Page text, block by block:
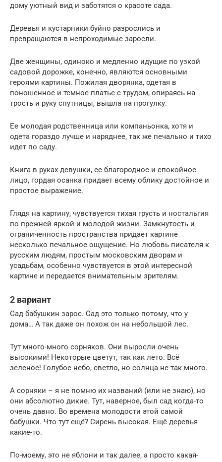
дому уютный вид и заботятся о красоте сада.
Деревья и кустарники буйно разрослись и
превращаются в непроходимые заросли.
Две женщины, одиноко и медленно идущие по узкой
садовой дорожке, конечно, являются основными
героями картины. Пожилая дворянка, одетая в
поношенное и темное платье с трудом, опираясь на
трость и руку спутницы, вышла на прогулку.
Ее молодая родственница или компаньонка, хотя и
одета гораздо лучше и наряднее, так же печально и тихо
идет по саду.
Книга в руках девушки, ее благородное и спокойное
лицо, гордая осанка придает всему облику достойное и
простое выражение.
Глядя на картину, чувствуется тихая грусть и ностальгия
по прежней яркой и молодой жизни. Замкнутость и
ограниченность пространства придает картине
несколько печальное ощущение. Но любовь писателя к
русским людям, простым московским дворам и
усадьбам, особенно чувствуется в этой интересной
картине и передается внимательным зрителям.
2 вариант
Сад бабушкин зарос. Сад это только потому, что у
дома… А так даже он похож он на небольшой лес.
Тут много-много сорняков. Они выросли очень
высокими! Некоторые цветут, так как лето. Всё
зеленое! Голубое небо, светло, но солнца не так много.
А сорняки – я не помню их названий (или не знаю), но
они абсолютно дикие. Тут, наверное, был сад когда-то
очень давно. Во времена молодости этой самой
бабушки. Что тут ещё? Сирень высокая. Ещё деревья
какие-то.
По-моему, это не яблони и так далее, а просто какая-